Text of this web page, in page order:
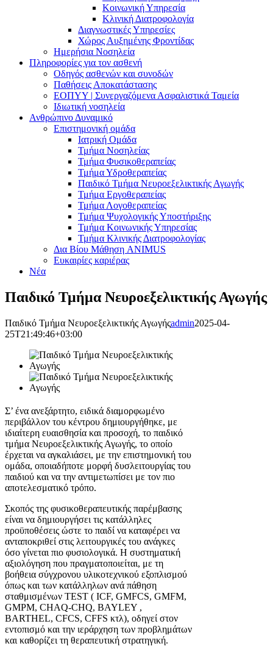
Κοινωνική Υπηρεσία
Κλινική Διατροφολογία
Διαγνωστικές Υπηρεσίες
Χώρος Αυξημένης Φροντίδας
Ημερήσια Νοσηλεία
Πληροφορίες για τον ασθενή
Οδηγός ασθενών και συνοδών
Παθήσεις Αποκατάστασης
ΕΟΠΥΥ | Συνεργαζόμενα Ασφαλιστικά Ταμεία
Ιδιωτική νοσηλεία
Ανθρώπινο Δυναμικό
Επιστημονική ομάδα
Ιατρική Ομάδα
Τμήμα Νοσηλείας
Τμήμα Φυσικοθεραπείας
Τμήμα Υδροθεραπείας
Παιδικό Τμήμα Νευροεξελικτικής Αγωγής
Τμήμα Εργοθεραπείας
Τμήμα Λογοθεραπείας
Τμήμα Ψυχολογικής Υποστήριξης
Τμήμα Κοινωνικής Υπηρεσίας
Τμήμα Κλινικής Διατροφολογίας
Δια Βίου Μάθηση ANIMUS
Ευκαιρίες καριέρας
Νέα
Παιδικό Τμήμα Νευροεξελικτικής Αγωγής
Παιδικό Τμήμα Νευροεξελικτικής Αγωγήςadmin2025-04-
25T21:49:46+03:00
Σ’ ένα ανεξάρτητο, ειδικά διαμορφωμένο
περιβάλλον του κέντρου δημιουργήθηκε, με
ιδιαίτερη ευαισθησία και προσοχή, το παιδικό
τμήμα Νευροεξελικτικής Αγωγής, το οποίο
έρχεται να αγκαλιάσει, με την επιστημονική του
ομάδα, οποιαδήποτε μορφή δυσλειτουργίας του
παιδιού και να την αντιμετωπίσει με τον πιο
αποτελεσματικό τρόπο.
Σκοπός της φυσικοθεραπευτικής παρέμβασης
είναι να δημιουργήσει τις κατάλληλες
προϋποθέσεις ώστε το παιδί να καταφέρει να
ανταποκριθεί στις λειτουργικές του ανάγκες
όσο γίνεται πιο φυσιολογικά. Η συστηματική
αξιολόγηση που πραγματοποιείται, με τη
βοήθεια σύγχρονου υλικοτεχνικού εξοπλισμού
όπως και των κατάλληλων ανά πάθηση
σταθμισμένων TEST ( ICF, GMFCS, GMFM,
GMPM, CHAQ-CHQ, BAYLEY ,
BARTHEL, CFCS, CFFS κτλ), οδηγεί στον
εντοπισμό και την ιεράρχηση των προβλημάτων
και καθορίζει τη θεραπευτική στρατηγική.